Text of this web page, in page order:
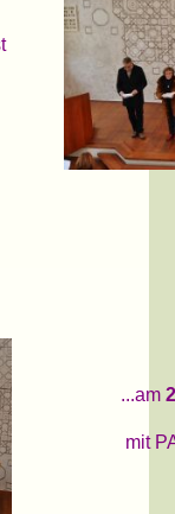
...am
mit